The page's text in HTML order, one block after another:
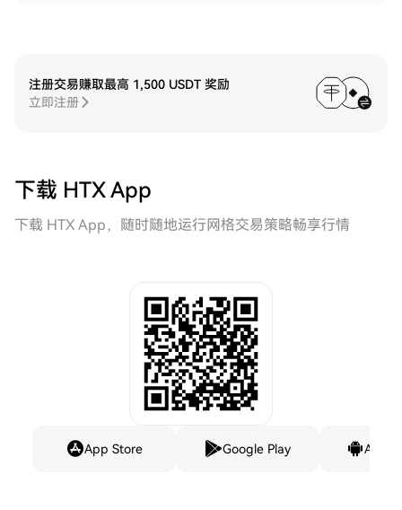
注册交易赚取最高 1,500 USDT 奖励
立即注册
下载 HTX App
下载 HTX App，随时随地运行网格交易策略畅享行情
App Store Google Play